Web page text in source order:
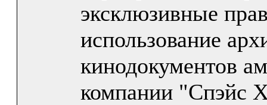
эксклюзивные
использование
кинодокументов
компании "Спэйс